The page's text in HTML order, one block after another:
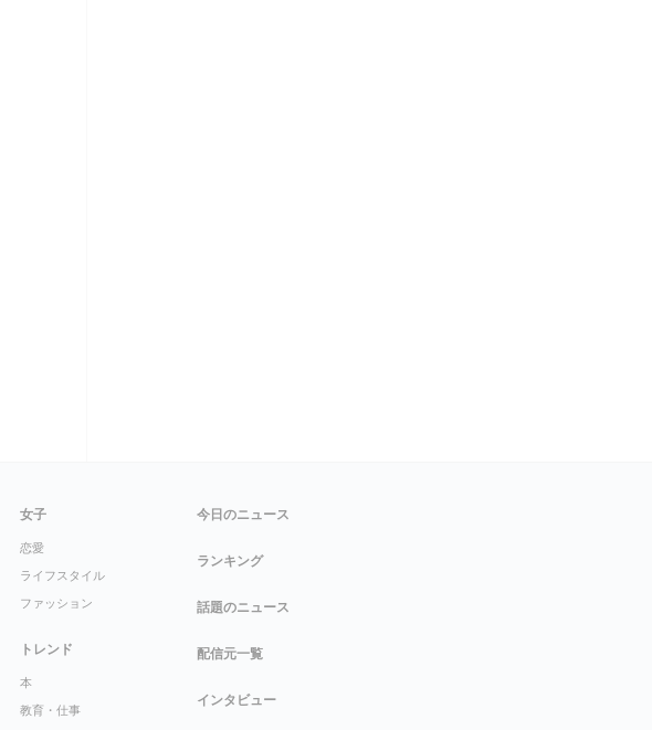
女子
恋愛
ライフスタイル
ファッション
トレンド
本
教育・仕事
今日のニュース
ランキング
話題のニュース
配信元一覧
インタビュー